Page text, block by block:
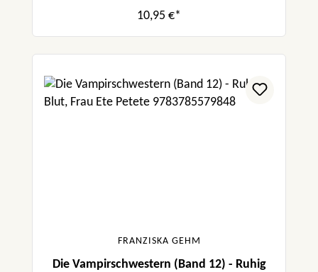
10,95 €*
FRANZISKA GEHM
Die Vampirschwestern (Band 12) - Ruhig